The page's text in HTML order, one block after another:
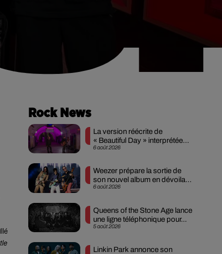
Rock News
6 août 2026
La version réécrite de
« Beautiful Day » interprétée
lors des...
6 août 2026
Weezer prépare la sortie de
son nouvel album en dévoilant
une...
5 août 2026
Queens of the Stone Age lance
une ligne téléphonique pour...
Linkin Park annonce son